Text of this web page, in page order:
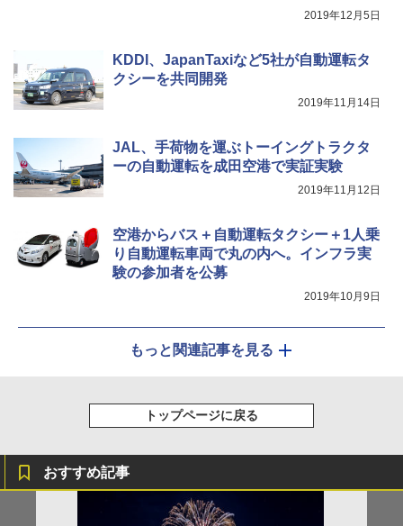
2019年12月5日
KDDI、JapanTaxiなど5社が自動運転タ
クシーを共同開発
2019年11月14日
JAL、手荷物を運ぶトーイングトラクタ
ーの自動運転を成田空港で実証実験
2019年11月12日
空港からバス＋自動運転タクシー＋1人乗
り自動運転車両で丸の内へ。インフラ実
験の参加者を公募
2019年10月9日
もっと関連記事を見る
トップページに戻る
おすすめ記事